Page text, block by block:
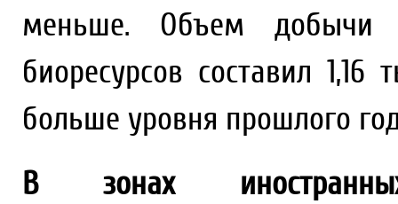
меньше. Объем добычи
биоресурсов составил
больше уровня прошлого
В зонах